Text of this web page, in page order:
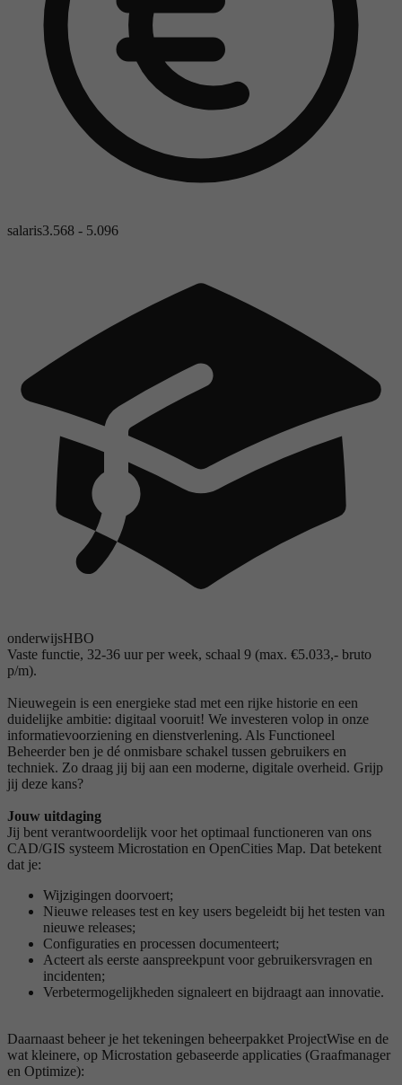
salaris3.568 - 5.096
onderwijsHBO
Vaste functie, 32-36 uur per week, schaal 9 (max. €5.033,- bruto
p/m).
Nieuwegein is een energieke stad met een rijke historie en een
duidelijke ambitie: digitaal vooruit! We investeren volop in onze
informatievoorziening en dienstverlening. Als Functioneel
Beheerder ben je dé onmisbare schakel tussen gebruikers en
techniek. Zo draag jij bij aan een moderne, digitale overheid. Grijp
jij deze kans?
Jouw uitdaging
Jij bent verantwoordelijk voor het optimaal functioneren van ons
CAD/GIS systeem Microstation en OpenCities Map. Dat betekent
dat je:
Wijzigingen doorvoert;
Nieuwe releases test en key users begeleidt bij het testen van
nieuwe releases;
Configuraties en processen documenteert;
Acteert als eerste aanspreekpunt voor gebruikersvragen en
incidenten;
Verbetermogelijkheden signaleert en bijdraagt aan innovatie.
Daarnaast beheer je het tekeningen beheerpakket ProjectWise en de
wat kleinere, op Microstation gebaseerde applicaties (Graafmanager
en Optimize):